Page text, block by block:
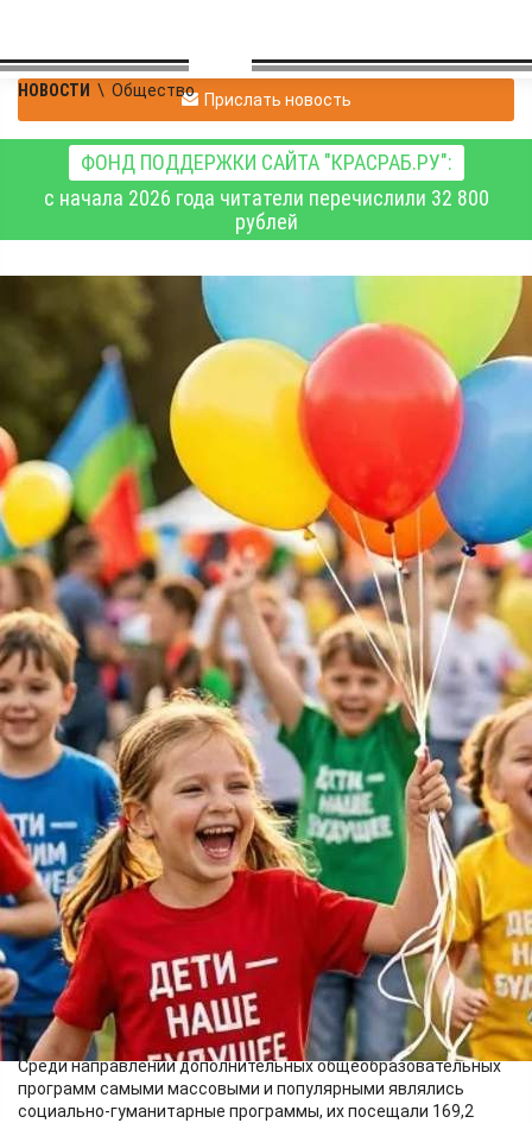
НОВОСТИ \ Общество Прислать новость
ФОНД ПОДДЕРЖКИ САЙТА "КРАСРАБ.РУ":
с начала 2026 года читатели перечислили 32 800
рублей
Красноярскстат
подготовил
информацию об
образовании детей в
регионах Енисейской
Сибири
Общество
01.06.2026 10:48405
Изоббражение создано нейросетью
Красноярский край
Численность воспитанников дошкольных организаций на
конец 2025 года составила 127,4 тысячи человек, из них 22,7
тысячи детей младше 3-х лет. В организациях общего
образования на начало 2025/26 учебного года обучались
367,5 тысячи человек.
Среди направлений дополнительных общеобразовательных
программ самыми массовыми и популярными являлись
социально-гуманитарные программы, их посещали 169,2